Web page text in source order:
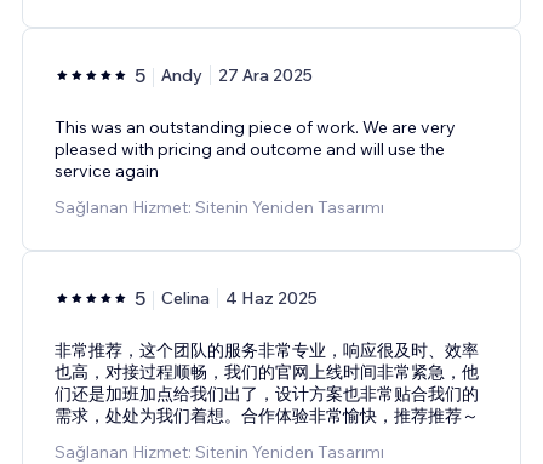
5 Andy 27 Ara 2025
This was an outstanding piece of work. We are very
pleased with pricing and outcome and will use the
service again
Sağlanan Hizmet: Sitenin Yeniden Tasarımı
5 Celina 4 Haz 2025
非常推荐，这个团队的服务非常专业，响应很及时、效率
也高，对接过程顺畅，我们的官网上线时间非常紧急，他
们还是加班加点给我们出了，设计方案也非常贴合我们的
需求，处处为我们着想。合作体验非常愉快，推荐推荐～
Sağlanan Hizmet: Sitenin Yeniden Tasarımı